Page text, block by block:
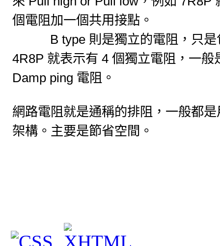
個電阻加一個共用接點。
B type 則是獨立的電阻，只
4R8P 就表示有 4個獨立電阻，一般
Damp ping 電阻。
網路電阻就是通稱的排阻，一般都是
架構。主要是節省空間。